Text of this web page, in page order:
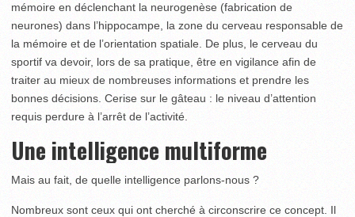
mémoire en déclenchant la neurogenèse (fabrication de
neurones) dans l’hippocampe, la zone du cerveau responsable de
la mémoire et de l’orientation spatiale. De plus, le cerveau du
sportif va devoir, lors de sa pratique, être en vigilance afin de
traiter au mieux de nombreuses informations et prendre les
bonnes décisions. Cerise sur le gâteau : le niveau d’attention
requis perdure à l’arrêt de l’activité.
Une intelligence multiforme
Mais au fait, de quelle intelligence parlons-nous ?
Nombreux sont ceux qui ont cherché à circonscrire ce concept. Il